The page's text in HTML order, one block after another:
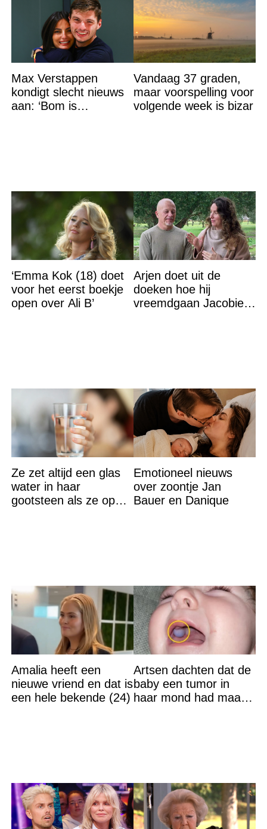
Max Verstappen
kondigt slecht nieuws
aan: ‘Bom is
Vandaag 37 graden,
maar voorspelling voor
volgende week is bizar
‘Emma Kok (18) doet
voor het eerst boekje
open over Ali B’
Arjen doet uit de
doeken hoe hij
vreemdgaan Jacobien
Ze zet altijd een glas
water in haar
gootsteen als ze op
Emotioneel nieuws
over zoontje Jan
Bauer en Danique
Amalia heeft een
nieuwe vriend en dat is
een hele bekende (24)
Artsen dachten dat de
baby een tumor in
haar mond had maar